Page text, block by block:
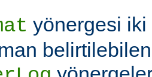
yönergesi iki